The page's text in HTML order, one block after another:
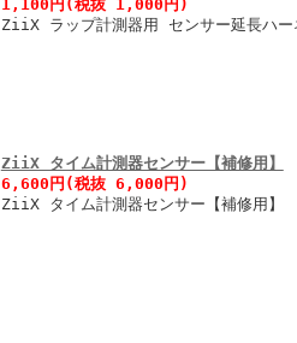
1,100円(税抜 1,000円)
ZiiX ラップ計測器用 センサー延長ハー
ZiiX タイム計測器センサー【補修用】
6,600円(税抜 6,000円)
ZiiX タイム計測器センサー【補修用】